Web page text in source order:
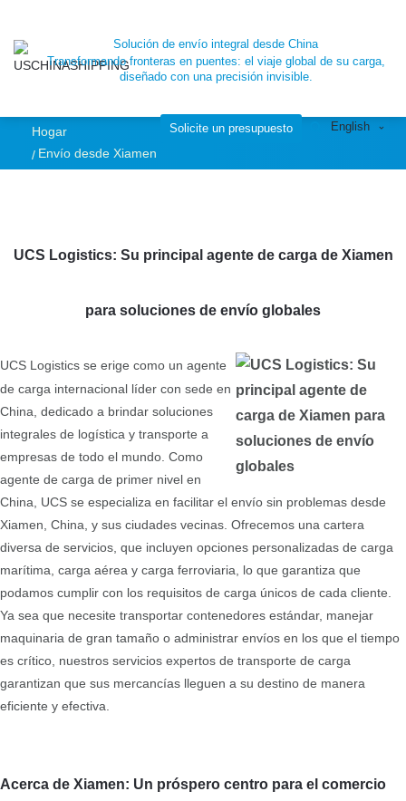
Xiamen Freight
Forwarder UCS:
Su experto para
Xiamen, China
Solución de envío integral desde China
Transformando fronteras en puentes: el viaje global de su carga,
diseñado con una precisión invisible.
Solicite un presupuesto English
Hogar
Envío desde Xiamen
UCS Logistics: Su principal agente de carga de Xiamen
para soluciones de envío globales
UCS Logistics se erige como un agente
de carga internacional líder con sede en
China, dedicado a brindar soluciones
integrales de logística y transporte a
empresas de todo el mundo. Como
agente de carga de primer nivel en
China, UCS se especializa en facilitar el envío sin problemas desde
Xiamen, China, y sus ciudades vecinas. Ofrecemos una cartera
diversa de servicios, que incluyen opciones personalizadas de carga
marítima, carga aérea y carga ferroviaria, lo que garantiza que
podamos cumplir con los requisitos de carga únicos de cada cliente.
Ya sea que necesite transportar contenedores estándar, manejar
maquinaria de gran tamaño o administrar envíos en los que el tiempo
es crítico, nuestros servicios expertos de transporte de carga
garantizan que sus mercancías lleguen a su destino de manera
eficiente y efectiva.
Acerca de Xiamen: Un próspero centro para el comercio